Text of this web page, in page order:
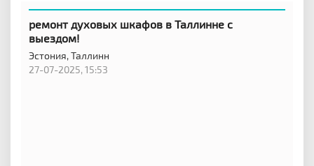
ремонт духовых шкафов в Таллинне с
выездом!
Эстония,Таллинн
27-07-2025, 15:53